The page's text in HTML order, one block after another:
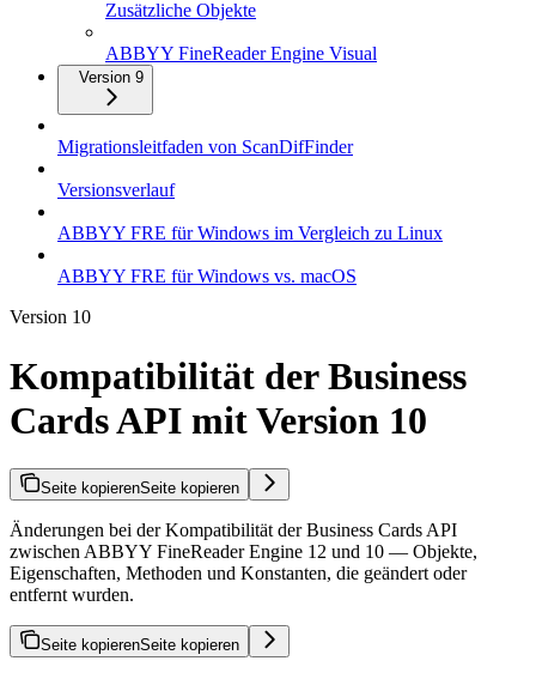
Zusätzliche Objekte
ABBYY FineReader Engine Visual
Version 9
Migrationsleitfaden von ScanDifFinder
Versionsverlauf
ABBYY FRE für Windows im Vergleich zu Linux
ABBYY FRE für Windows vs. macOS
Version 10
Kompatibilität der Business
Cards API mit Version 10
Seite kopierenSeite kopieren
Änderungen bei der Kompatibilität der Business Cards API
zwischen ABBYY FineReader Engine 12 und 10 — Objekte,
Eigenschaften, Methoden und Konstanten, die geändert oder
entfernt wurden.
Seite kopierenSeite kopieren